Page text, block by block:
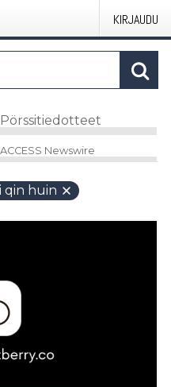
KIRJAUDU
Pörssitiedotteet
ACCESS Newswire
qin huin